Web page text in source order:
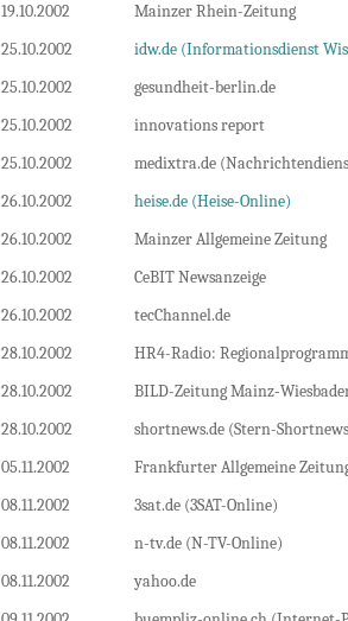
19.10.2002
25.10.2002
25.10.2002
25.10.2002
25.10.2002
26.10.2002
26.10.2002
26.10.2002
26.10.2002
28.10.2002
28.10.2002
28.10.2002
05.11.2002
08.11.2002
08.11.2002
08.11.2002
Mainzer Rhein-Zeitung
idw.de (Informationsdienst
gesundheit-berlin.de
innovations report
medixtra.de
heise.de (Heise-Online)
Mainzer Allgemeine Zeitung
CeBIT Newsanzeige
tecChannel.de
HR4-Radio:
BILD-Zeitung
shortnews.de (Stern-
Frankfurter Allgemeine
3sat.de (3SAT-Online)
n-tv.de (N-TV-Online)
yahoo.de